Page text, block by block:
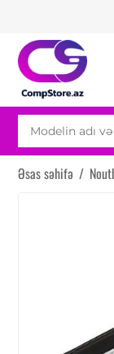
Əsas səhifə /